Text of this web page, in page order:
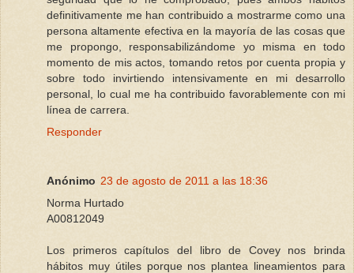
definitivamente me han contribuido a mostrarme como una
persona altamente efectiva en la mayoría de las cosas que
me propongo, responsabilizándome yo misma en todo
momento de mis actos, tomando retos por cuenta propia y
sobre todo invirtiendo intensivamente en mi desarrollo
personal, lo cual me ha contribuido favorablemente con mi
línea de carrera.
Responder
Anónimo 23 de agosto de 2011 a las 18:36
Norma Hurtado
A00812049
Los primeros capítulos del libro de Covey nos brinda
hábitos muy útiles porque nos plantea lineamientos para